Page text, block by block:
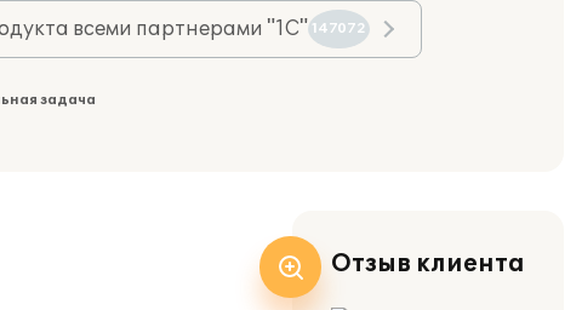
всеми партнерами "1С" 147072
задача
Отзыв клиента